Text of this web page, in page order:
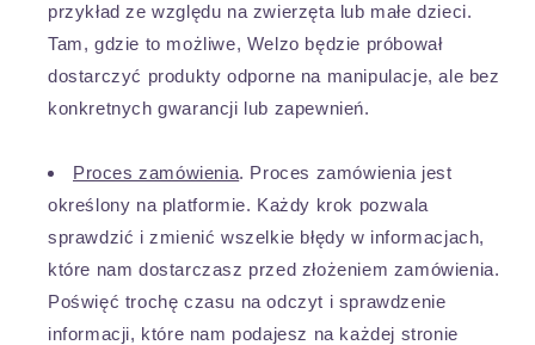
przykład ze względu na zwierzęta lub małe dzieci.
Tam, gdzie to możliwe, Welzo będzie próbował
dostarczyć produkty odporne na manipulacje, ale bez
konkretnych gwarancji lub zapewnień.
Proces zamówienia. Proces zamówienia jest
określony na platformie. Każdy krok pozwala
sprawdzić i zmienić wszelkie błędy w informacjach,
które nam dostarczasz przed złożeniem zamówienia.
Poświęć trochę czasu na odczyt i sprawdzenie
informacji, które nam podajesz na każdej stronie